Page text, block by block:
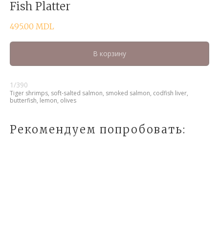
Fish Platter
495.00 MDL
В корзину
1/390
Tiger shrimps, soft-salted salmon, smoked salmon, codfish liver,
butterfish, lemon, olives
Рекомендуем попробовать: